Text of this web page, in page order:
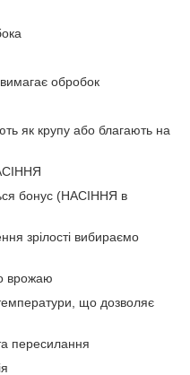
вимагає обробок
як крупу або благають на
бонус (НАСІННЯ в
зрілості вибираємо
врожаю
температури, що дозволяє
пересилання